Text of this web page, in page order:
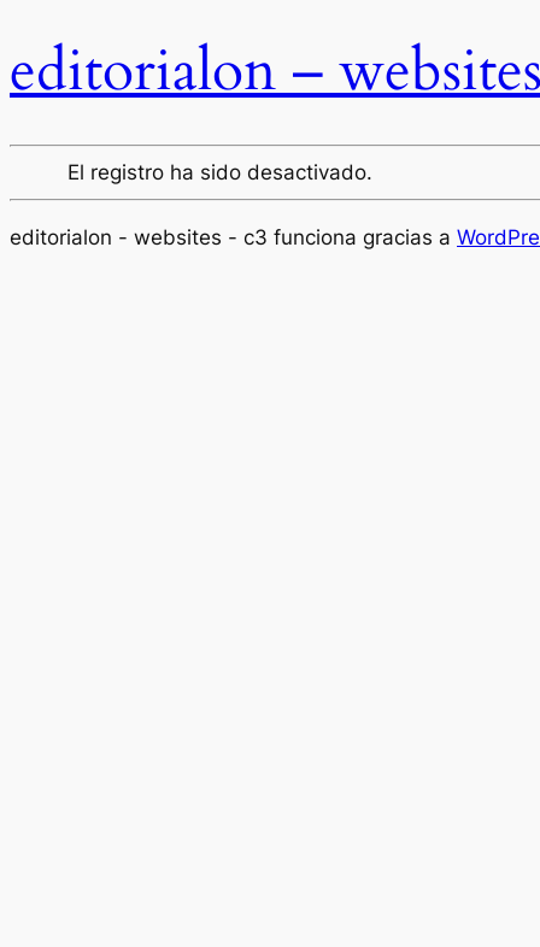
editorialon –
El registro ha sido desactivado.
editorialon - websites - c3 funciona gracias a